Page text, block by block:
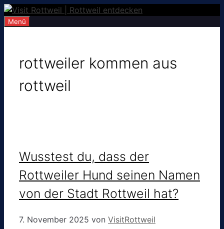
Zum
Inhalt
Menü
rottweiler kommen aus
rottweil
Wusstest du, dass der
Rottweiler Hund seinen Namen
von der Stadt Rottweil hat?
7. November 2025 von VisitRottweil